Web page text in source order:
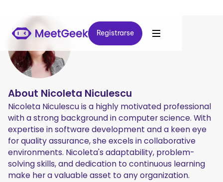
Registrarse
Registrarse
About Nicoleta Niculescu
Nicoleta Niculescu is a highly motivated professional
with a strong background in computer science. With
expertise in software development and a keen eye
for quality assurance, she excels in collaborative
environments. Nicoleta's adaptability, problem-
solving skills, and dedication to continuous learning
make her a valuable asset to any organization.